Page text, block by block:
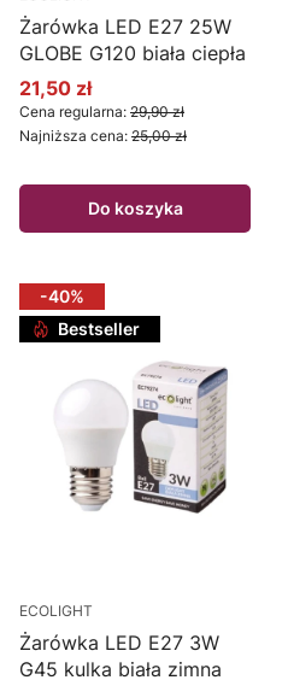
Żarówka LED E27 25W
GLOBE G120 biała ciepła
Cena promocyjna
21,50 zł
Cena regularna: 29,90 zł
Najniższa cena: 25,00 zł
Do koszyka
-40%
Bestseller
ECOLIGHT
Żarówka LED E27 3W
G45 kulka biała zimna